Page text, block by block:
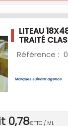
LITEAU
TRAITÉ
Référence :
0,78€TTC / ML